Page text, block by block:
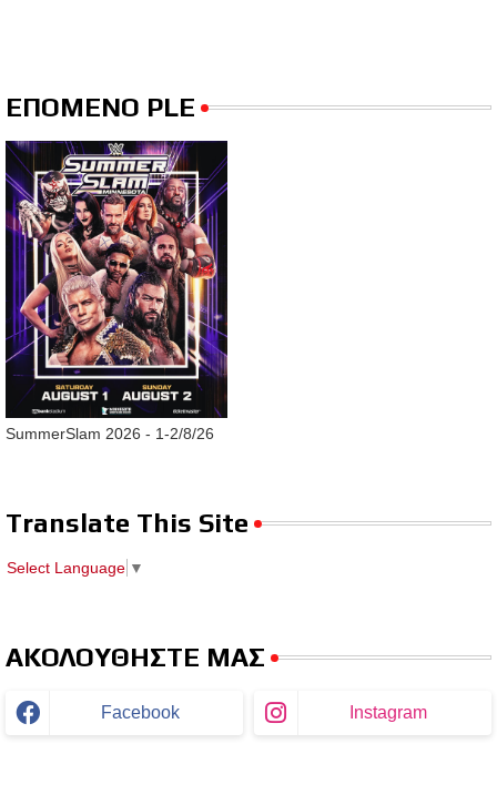
ΕΠΟΜΕΝΟ PLE
SummerSlam 2026 - 1-2/8/26
Translate This Site
Select Language ▼
ΑΚΟΛΟΥΘΗΣΤΕ ΜΑΣ
Facebook Instagram